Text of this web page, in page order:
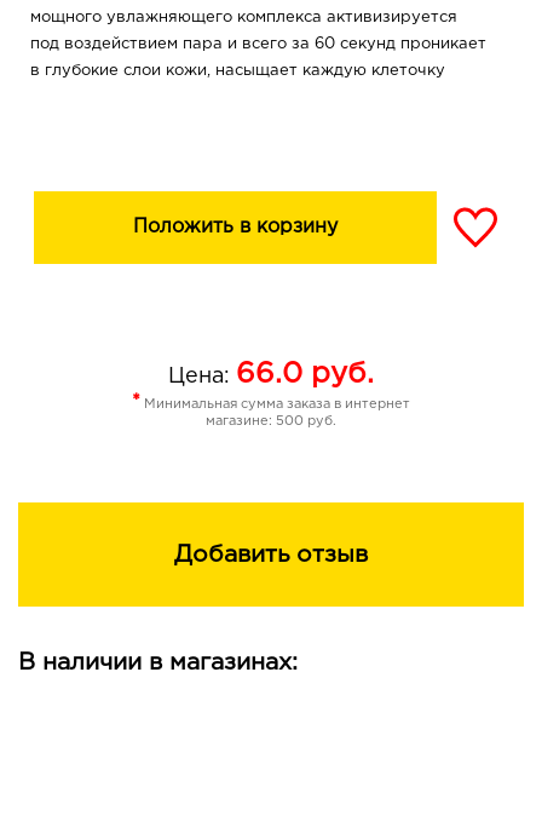
мощного увлажняющего комплекса активизируется
под воздействием пара и всего за 60 секунд проникает
в глубокие слои кожи, насыщает каждую клеточку
Положить в корзину
Цена: 66.0 руб.
* Минимальная сумма заказа в интернет
магазине: 500 руб.
Добавить отзыв
В наличии в магазинах: